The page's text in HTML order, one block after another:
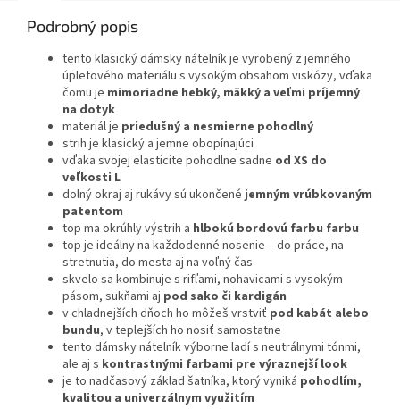
Podrobný popis
tento klasický dámsky nátelník je vyrobený z jemného
úpletového materiálu s vysokým obsahom viskózy, vďaka
čomu je mimoriadne hebký, mäkký a veľmi príjemný
na dotyk
materiál je priedušný a nesmierne pohodlný
strih je klasický a jemne obopínajúci
vďaka svojej elasticite pohodlne sadne od XS do
veľkosti L
dolný okraj aj rukávy sú ukončenéjemným vrúbkovaným
patentom
top ma okrúhly výstrih a hlbokú bordovú farbu farbu
top je ideálny na každodenné nosenie – do práce, na
stretnutia, do mesta aj na voľný čas
skvelo sa kombinuje s rifľami, nohavicami s vysokým
pásom, sukňami aj pod sako či kardigán
v chladnejších dňoch ho môžeš vrstviť pod kabát alebo
bundu, v teplejších ho nosiť samostatne
tento dámsky nátelník výborne ladí s neutrálnymi tónmi,
ale aj s kontrastnými farbami pre výraznejší look
je to nadčasový základ šatníka, ktorý vyniká pohodlím,
kvalitou a univerzálnym využitím